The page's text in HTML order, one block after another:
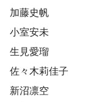
加藤史帆
小室安未
生見愛瑠
佐々木莉佳子
新沼凛空